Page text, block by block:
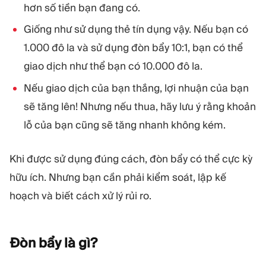
hơn số tiền bạn đang có.
Giống như sử dụng thẻ tín dụng vậy. Nếu bạn có
1.000 đô la và sử dụng đòn bẩy 10:1, bạn có thể
giao dịch như thể bạn có 10.000 đô la.
Nếu giao dịch của bạn thắng, lợi nhuận của bạn
sẽ tăng lên! Nhưng nếu thua, hãy lưu ý rằng khoản
lỗ của bạn cũng sẽ tăng nhanh không kém.
Khi được sử dụng đúng cách, đòn bẩy có thể cực kỳ
hữu ích. Nhưng bạn cần phải kiểm soát, lập kế
hoạch và biết cách xử lý rủi ro.
Đòn bẩy là gì?